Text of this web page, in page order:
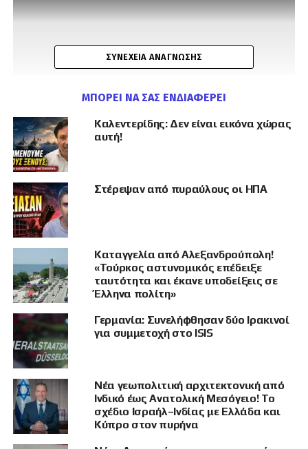
ΣΧΕΤΙΚΆ ΘΈΜΑΤΑ
ΑΝΔΡΈΑΣ ΜΟΥΝΤΖΟΥΡΟΎΛΙΑΣ
ΣΥΝΈΧΕΙΑ ΑΝΆΓΝΩΣΗΣ
ΜΠΟΡΕΊ ΝΑ ΣΑΣ ΕΝΔΙΑΦΈΡΕΙ
Καλεντερίδης: Δεν είναι εικόνα χώρας
αυτή!
Στέρεψαν από πυραύλους οι ΗΠΑ
Καταγγελία από Αλεξανδρούπολη!
«Τούρκος αστυνομικός επέδειξε
ταυτότητα και έκανε υποδείξεις σε
Έλληνα πολίτη»
Γερμανία: Συνελήφθησαν δύο Ιρακινοί
για συμμετοχή στο ISIS
Νέα γεωπολιτική αρχιτεκτονική από
Ινδικό έως Ανατολική Μεσόγειο! Το
σχέδιο Ισραήλ–Ινδίας με Ελλάδα και
Κύπρο στον πυρήνα